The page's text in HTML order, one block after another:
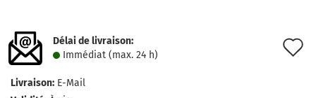
Délai de livraison:
Immédiat (max. 24 h)
Livraison: E-Mail